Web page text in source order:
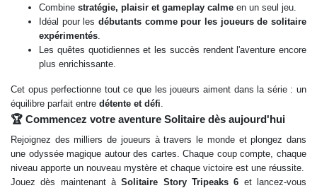
Combine stratégie, plaisir et gameplay calme en un seul jeu.
Idéal pour les débutants comme pour les joueurs de solitaire
expérimentés
Les quêtes quotidiennes et les succès rendent l'aventure encore
plus enrichissante.
Cet opus perfectionne tout ce que les joueurs aiment dans la série : un
équilibre parfait entre détente et défi
🏆 Commencez votre aventure Solitaire dès aujourd'hui
Rejoignez des milliers de joueurs à travers le monde et plongez dans
une odyssée magique autour des cartes. Chaque coup compte, chaque
niveau apporte un nouveau mystère et chaque victoire est une réussite.
Jouez dès maintenant àSolitaire Story Tripeaks 6 et lancez-vous